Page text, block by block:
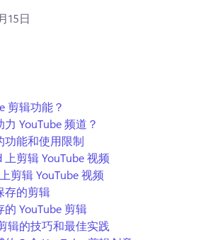
15日
剪辑功能？
YouTube 频道？
功能和使用限制
剪辑 YouTube 视频
剪辑 YouTube 视频
存的剪辑
YouTube 剪辑
辑的技巧和最佳实践